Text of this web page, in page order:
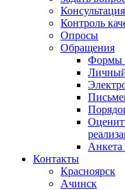
Контроль
Опросы
Обращения
Формы
Анкета
Контакты
Красноярск
Ачинск